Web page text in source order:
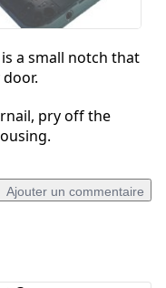
a small notch that
pry off the
Ajouter un commentaire